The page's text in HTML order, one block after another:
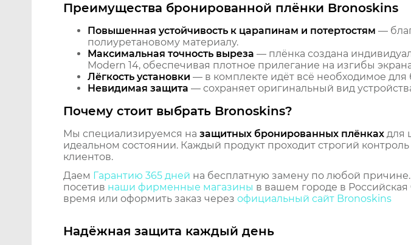
Преимущества бронированной плёнки Bronoskins
Повышенная устойчивость к царапинам и потертостям —
полиуретановому материалу.
Максимальная точность выреза — плёнка создана
Modern 14, обеспечивая плотное прилегание на изгибы
Лёгкость установки — в комплекте идёт всё необходимое
Невидимая защита — сохраняет оригинальный вид
Почему стоит выбрать Bronoskins?
Мы специализируемся на защитных бронированных плёнках для
идеальном состоянии. Каждый продукт проходит строгий
клиентов.
Даем Гарантию 365 дней на бесплатную замену по любой
посетив наши фирменные магазины в вашем городе в
время или оформить заказ через официальный сайт Bronoskins
Надёжная защита каждый день